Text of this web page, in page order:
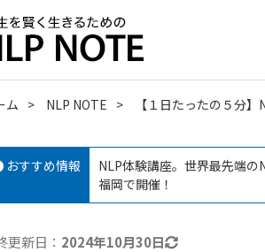
ム NLP NOTE 【１日たったの５分
おすすめ情報
NLP体験講座。世界最先端の
福岡で開催！
更新日： 2024年10月30日